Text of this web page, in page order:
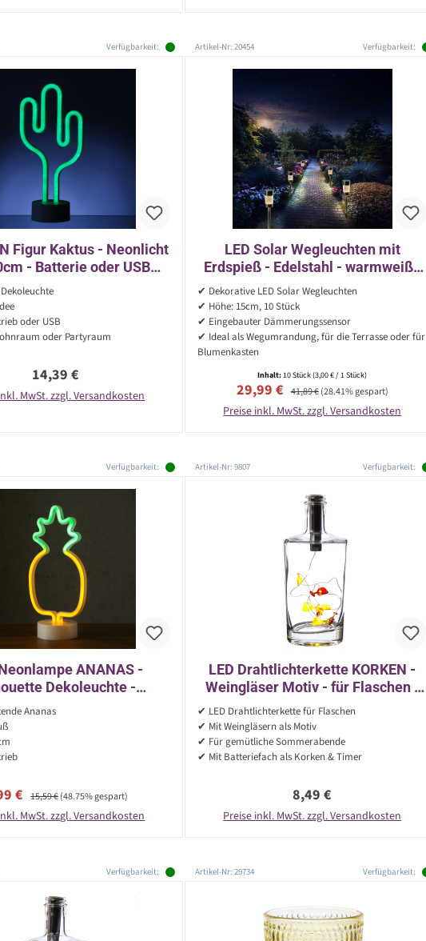
Verfügbarkeit:
Figur Kaktus - Neonlicht
- Batterie oder USB
- stehend - grün
oder USB
oder Partyraum
Regulärer Preis:
14,39 €
MwSt. zzgl. Versandkosten
Artikel-Nr: 20454 Verfügbarkeit:
LED Solar Wegleuchten mit
Erdspieß - Edelstahl - warmweiße
✔ Dekorative LED Solar Wegleuchten
✔ Höhe: 15cm, 10 Stück
✔ Eingebauter Dämmerungssensor
✔ Ideal als Wegumrandung, für die Terrasse oder für
Blumenkasten
Inhalt:10 Stück(3,00 € / 1 Stück)
Verkaufspreis:
29,99 € Regulärer Preis:
41,89 €(28.41% gespart)
Preise inkl. MwSt. zzgl. Versandkosten
Verfügbarkeit:
ANANAS -
Dekoleuchte -
- H: 32,5cm -
- gelb, grün
Ananas
€ Regulärer Preis:
15,59 €(48.75% gespart)
MwSt. zzgl. Versandkosten
Artikel-Nr: 9807 Verfügbarkeit:
LED Drahtlichterkette KORKEN -
Weingläser Motiv - für Flaschen -
Timer - 8 LED - L: 70cm - rot/gelb
✔ LED Drahtlichterkette für Flaschen
✔ Mit Weingläsern als Motiv
✔ Für gemütliche Sommerabende
✔ Mit Batteriefach als Korken & Timer
Regulärer Preis:
8,49 €
Preise inkl. MwSt. zzgl. Versandkosten
Verfügbarkeit: Artikel-Nr: 29734 Verfügbarkeit: